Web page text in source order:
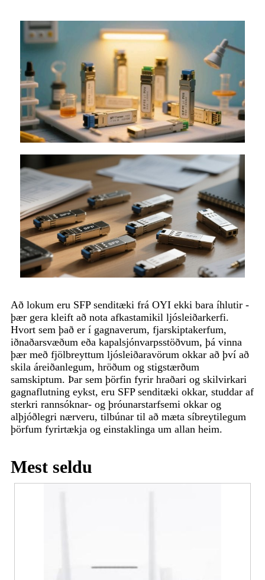
Að lokum eru SFP senditæki frá OYI ekki bara íhlutir -
þær gera kleift að nota afkastamikil ljósleiðarkerfi.
Hvort sem það er í gagnaverum, fjarskiptakerfum,
iðnaðarsvæðum eða kapalsjónvarpsstöðvum, þá vinna
þær með fjölbreyttum ljósleiðaravörum okkar að því að
skila áreiðanlegum, hröðum og stigstærðum
samskiptum. Þar sem þörfin fyrir hraðari og skilvirkari
gagnaflutning eykst, eru SFP senditæki okkar, studdar af
sterkri rannsóknar- og þróunarstarfsemi okkar og
alþjóðlegri nærveru, tilbúnar til að mæta síbreytilegum
þörfum fyrirtækja og einstaklinga um allan heim.
Mest seldu